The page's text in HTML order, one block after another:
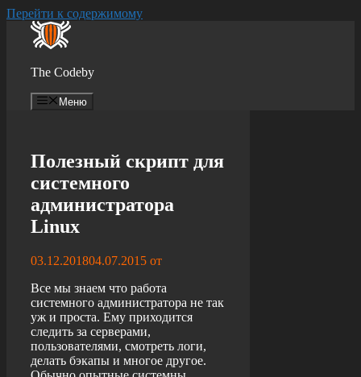
Перейти к содержимому
The Codeby
Меню
Полезный скрипт для
системного
администратора
Linux
03.12.201804.07.2015 от
Все мы знаем что работа
системного администратора не так
уж и проста. Ему приходится
следить за серверами,
пользователями, смотреть логи,
делать бэкапы и многое другое.